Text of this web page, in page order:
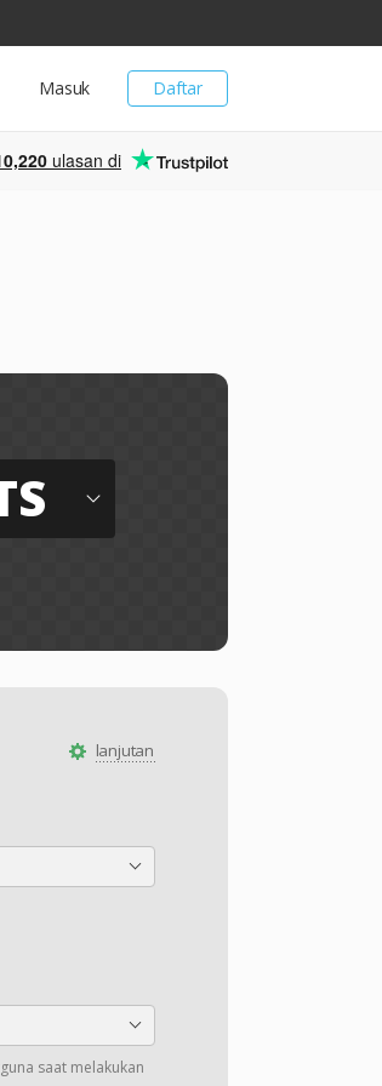
Daftar
Masuk
ulasan di
lanjutan
saat melakukan